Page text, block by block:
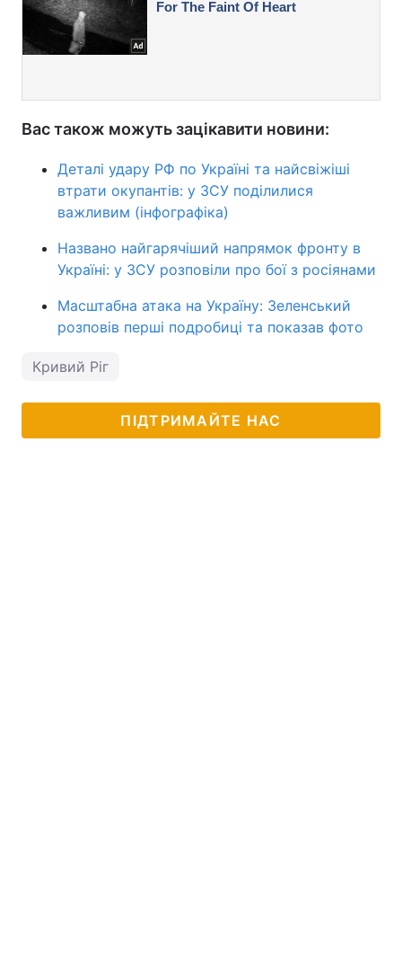
Вас також можуть зацікавити новини:
Деталі удару РФ по Україні та найсвіжіші
втрати окупантів: у ЗСУ поділилися
важливим (інфографіка)
Названо найгарячіший напрямок фронту в
Україні: у ЗСУ розповіли про бої з росіянами
Масштабна атака на Україну: Зеленський
розповів перші подробиці та показав фото
Кривий Ріг
ПІДТРИМАЙТЕ НАС